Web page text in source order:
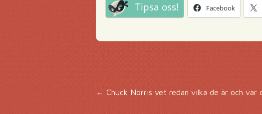
Tipsa oss! Facebook
Inläggsnavigering
←Chuck Norris vet redan vilka de är och var